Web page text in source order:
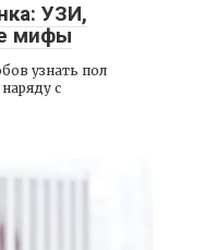
УЗИ,
мифы
узнать пол
с